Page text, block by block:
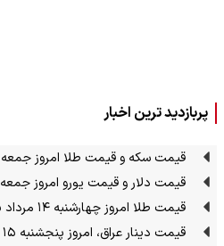
پربازدید ترین اخبار
قیمت سکه و قیمت طلا امروز جمعه ۱۶ مرداد ۱۴۰۵ + جدول
قیمت دلار و قیمت یورو امروز جمعه ۱۶ مرداد ۱۴۰۵ + جدول
قیمت طلا امروز چهارشنبه ۱۴ مرداد ۱۴۰۵ / طلای ۱۸ عیار امروز چند؟
قیمت دینار عراق، امروز پنجشنبه ۱۵ مرداد ۱۴۰۵